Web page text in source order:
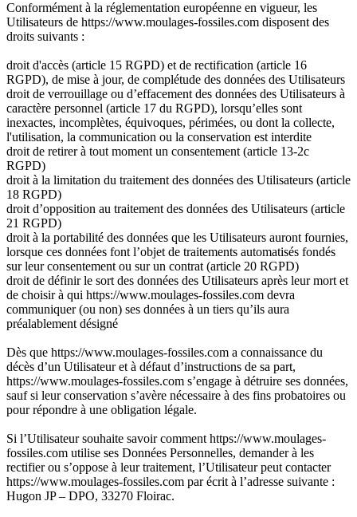
Conformément à la réglementation européenne en vigueur, les
Utilisateurs de https://www.moulages-fossiles.com disposent des
droits suivants :
droit d'accès (article 15 RGPD) et de rectification (article 16
RGPD), de mise à jour, de complétude des données des Utilisateurs
droit de verrouillage ou d’effacement des données des Utilisateurs à
caractère personnel (article 17 du RGPD), lorsqu’elles sont
inexactes, incomplètes, équivoques, périmées, ou dont la collecte,
l'utilisation, la communication ou la conservation est interdite
droit de retirer à tout moment un consentement (article 13-2c
RGPD)
droit à la limitation du traitement des données des Utilisateurs (article
18 RGPD)
droit d’opposition au traitement des données des Utilisateurs (article
21 RGPD)
droit à la portabilité des données que les Utilisateurs auront fournies,
lorsque ces données font l’objet de traitements automatisés fondés
sur leur consentement ou sur un contrat (article 20 RGPD)
droit de définir le sort des données des Utilisateurs après leur mort et
de choisir à qui https://www.moulages-fossiles.com devra
communiquer (ou non) ses données à un tiers qu’ils aura
préalablement désigné
Dès que https://www.moulages-fossiles.com a connaissance du
décès d’un Utilisateur et à défaut d’instructions de sa part,
https://www.moulages-fossiles.com s’engage à détruire ses données,
sauf si leur conservation s’avère nécessaire à des fins probatoires ou
pour répondre à une obligation légale.
Si l’Utilisateur souhaite savoir comment https://www.moulages-
fossiles.com utilise ses Données Personnelles, demander à les
rectifier ou s’oppose à leur traitement, l’Utilisateur peut contacter
https://www.moulages-fossiles.com par écrit à l’adresse suivante :
Hugon JP – DPO, 33270 Floirac.